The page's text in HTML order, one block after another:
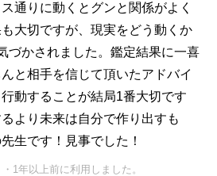
通りに動くとグンと関係がよく
大切ですが、現実をどう動くか
づかされました。鑑定結果に一喜
と相手を信じて頂いたアドバイ
動することが結局1番大切です
より未来は自分で作り出すも
生です！見事でした！
年以上前に利用しました。